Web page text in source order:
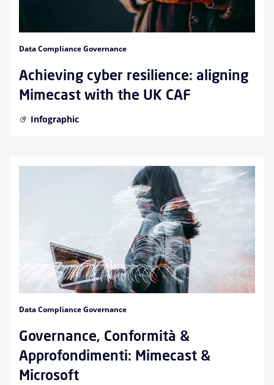
Data Compliance Governance
Achieving cyber resilience: aligning
Mimecast with the UK CAF
Infographic
Data Compliance Governance
Governance, Conformità &
Approfondimenti: Mimecast &
Microsoft